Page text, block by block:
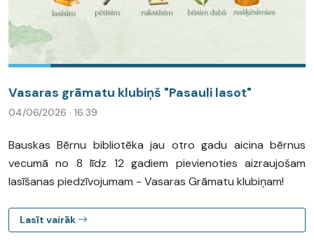
Vasaras grāmatu klubiņš "Pasauli lasot"
04/06/2026 · 16:39
Bauskas Bērnu bibliotēka jau otro gadu aicina bērnus
vecumā no 8 līdz 12 gadiem pievienoties aizraujošam
lasīšanas piedzīvojumam - Vasaras Grāmatu klubiņam!
Lasīt vairāk